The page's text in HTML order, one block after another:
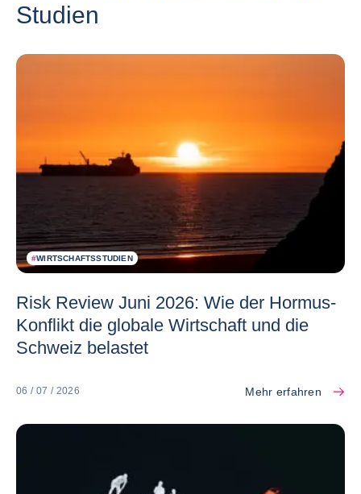
Studien
#WIRTSCHAFTSSTUDIEN
Risk Review Juni 2026: Wie der Hormus-
Konflikt die globale Wirtschaft und die
Schweiz belastet
06 / 07 / 2026 Mehr erfahren